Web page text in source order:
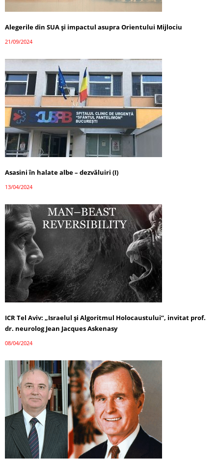
Alegerile din SUA și impactul asupra Orientului Mijlociu
21/09/2024
Asasini în halate albe – dezvăluiri (I)
13/04/2024
ICR Tel Aviv: „Israelul și Algoritmul Holocaustului”, invitat prof.
dr. neurolog Jean Jacques Askenasy
08/04/2024